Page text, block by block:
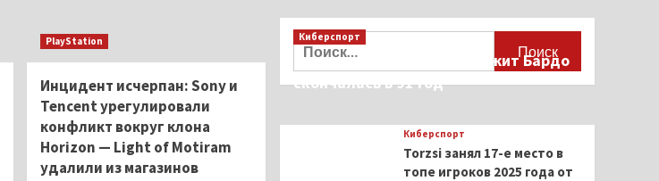
PlayStation
Инцидент исчерпан: Sony и
Tencent урегулировали
конфликт вокруг клона
Horizon — Light of Motiram
удалили из магазинов
Найти:
Киберспорт
Французская актриса Брижит Бардо
скончалась в 91 год
Киберспорт
Torzsi занял 17-е место в
топе игроков 2025 года от